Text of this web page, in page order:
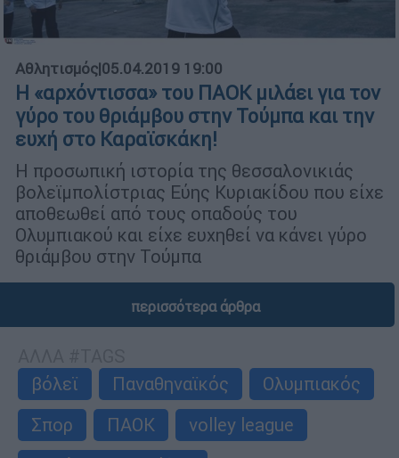
Αθλητισμός|05.04.2019 19:00
Η «αρχόντισσα» του ΠΑΟΚ μιλάει για τον
γύρο του θριάμβου στην Τούμπα και την
ευχή στο Καραϊσκάκη!
Η προσωπική ιστορία της θεσσαλονικιάς
βολεϊμπολίστριας Εύης Κυριακίδου που είχε
αποθεωθεί από τους οπαδούς του
Ολυμπιακού και είχε ευχηθεί να κάνει γύρο
θριάμβου στην Τούμπα
περισσότερα άρθρα
βόλεϊ
Παναθηναϊκός
Ολυμπιακός
Σπορ
ΠΑΟΚ
volley league